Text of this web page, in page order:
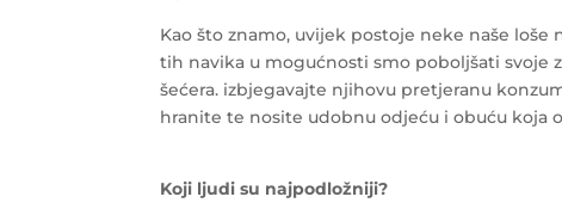
Kao što znamo, uvijek postoje neke naše
tih navika u mogućnosti smo poboljšati svoje
šećera. izbjegavajte njihovu pretjeranu
hranite te nosite udobnu odjeću i obuću koja
Koji ljudi su najpodložniji?